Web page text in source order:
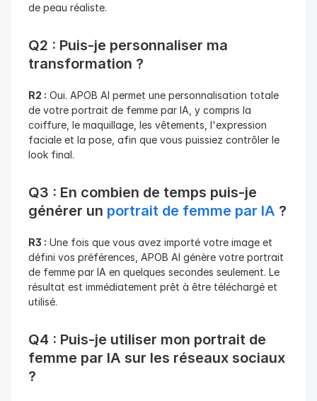
de peau réaliste.
Q2 : Puis-je personnaliser ma
transformation ?
R2 : Oui. APOB AI permet une personnalisation totale
de votre portrait de femme par IA, y compris la
coiffure, le maquillage, les vêtements, l'expression
faciale et la pose, afin que vous puissiez contrôler le
look final.
Q3 : En combien de temps puis-je
générer un portrait de femme par IA ?
R3 : Une fois que vous avez importé votre image et
défini vos préférences, APOB AI génère votre portrait
de femme par IA en quelques secondes seulement. Le
résultat est immédiatement prêt à être téléchargé et
utilisé.
Q4 : Puis-je utiliser mon portrait de
femme par IA sur les réseaux sociaux
?